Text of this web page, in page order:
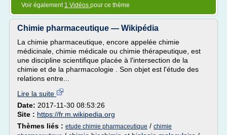
Voir également 1 Vidéos pour ce thème
Chimie pharmaceutique — Wikipédia
La chimie pharmaceutique, encore appelée chimie
médicinale, chimie médicale ou chimie thérapeutique, est
une discipline scientifique placée à l'intersection de la
chimie et de la pharmacologie . Son objet est l'étude des
relations entre...
Lire la suite
Date: 2017-11-30 08:53:26
Site : https://fr.m.wikipedia.org
Thèmes liés : etude chimie pharmaceutique / chimie